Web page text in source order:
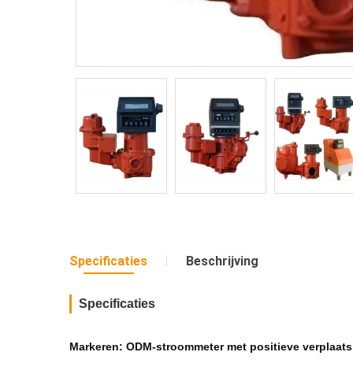
Specificaties Beschrijving
Specificaties
Markeren: ODM-stroommeter met positieve